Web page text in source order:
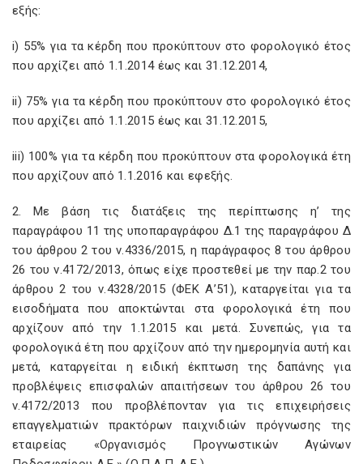
εξής:
i) 55% για τα κέρδη που προκύπτουν στο φορολογικό έτος
που αρχίζει από 1.1.2014 έως και 31.12.2014,
ii) 75% για τα κέρδη που προκύπτουν στο φορολογικό έτος
που αρχίζει από 1.1.2015 έως και 31.12.2015,
iii) 100% για τα κέρδη που προκύπτουν στα φορολογικά έτη
που αρχίζουν από 1.1.2016 και εφεξής.
2. Με βάση τις διατάξεις της περίπτωσης η’ της
παραγράφου 11 της υποπαραγράφου Δ.1 της παραγράφου Δ
του άρθρου 2 του ν.4336/2015, η παράγραφος 8 του άρθρου
26 του ν.4172/2013, όπως είχε προστεθεί με την παρ.2 του
άρθρου 2 του ν.4328/2015 (ΦΕΚ Α’51), καταργείται για τα
εισοδήματα που αποκτώνται στα φορολογικά έτη που
αρχίζουν από την 1.1.2015 και μετά. Συνεπώς, για τα
φορολογικά έτη που αρχίζουν από την ημερομηνία αυτή και
μετά, καταργείται η ειδική έκπτωση της δαπάνης για
προβλέψεις επισφαλών απαιτήσεων του άρθρου 26 του
ν.4172/2013 που προβλέπονταν για τις επιχειρήσεις
επαγγελματιών πρακτόρων παιχνιδιών πρόγνωσης της
εταιρείας «Οργανισμός Προγνωστικών Αγώνων